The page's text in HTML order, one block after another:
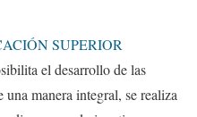
SUPERIOR
el desarrollo de las
manera integral, se realiza